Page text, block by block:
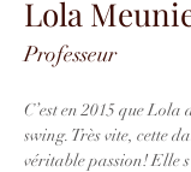
Lola
Professeur
C’est en 2015 que Lola
swing. Très vite, cette
véritable passion! Elle